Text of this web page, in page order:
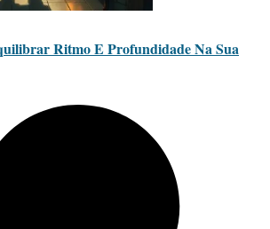
Ritmo E Profundidade Na Sua